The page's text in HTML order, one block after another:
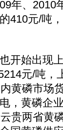
年、2010
410元/吨
始出现
元/吨，
黄磷市场
，黄磷企
贵两省黄